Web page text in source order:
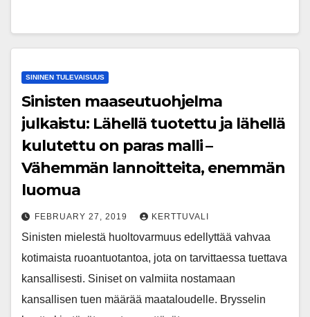
SININEN TULEVAISUUS
Sinisten maaseutuohjelma
julkaistu: Lähellä tuotettu ja lähellä
kulutettu on paras malli –
Vähemmän lannoitteita, enemmän
luomua
FEBRUARY 27, 2019 KERTTUVALI
Sinisten mielestä huoltovarmuus edellyttää vahvaa
kotimaista ruoantuotantoa, jota on tarvittaessa tuettava
kansallisesti. Siniset on valmiita nostamaan
kansallisen tuen määrää maataloudelle. Brysselin